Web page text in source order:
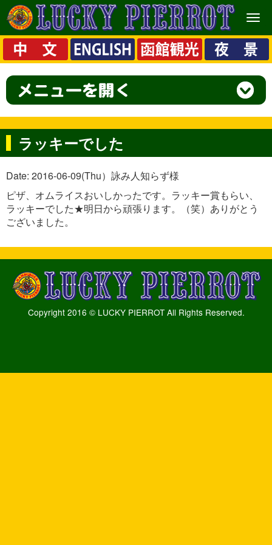
メ
ニ
ュ
ー
ラッキーでした
Date: 2016-06-09(Thu）詠み人知らず様
ピザ、オムライスおいしかったです。ラッキー賞もらい、
ラッキーでした★明日から頑張ります。（笑）ありがとう
ございました。
Copyright 2016 © LUCKY PIERROT All Rights Reserved.